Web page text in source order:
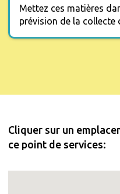
Mettez ces matières
prévision de la collecte
Cliquer sur un
ce point de services: